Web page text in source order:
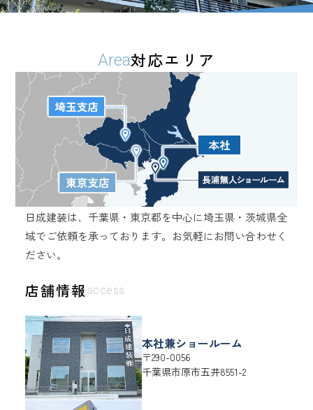
Area対応エリア
日成建装は、千葉県・東京都を中心に埼玉県・茨城県全
域でご依頼を承っております。 お気軽にお問い合わせく
ださい。
店舗情報access
本社兼ショールーム
〒290-0056
千葉県市原市五井8551-2